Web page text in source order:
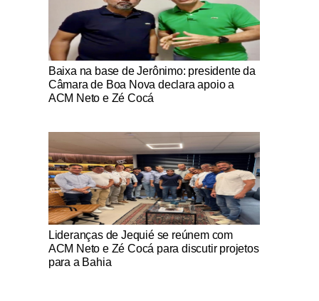
Notícias Católicas
Baixa na base de Jerônimo: presidente da
Câmara de Boa Nova declara apoio a
ACM Neto e Zé Cocá
Notícias Católicas
Lideranças de Jequié se reúnem com
ACM Neto e Zé Cocá para discutir projetos
para a Bahia